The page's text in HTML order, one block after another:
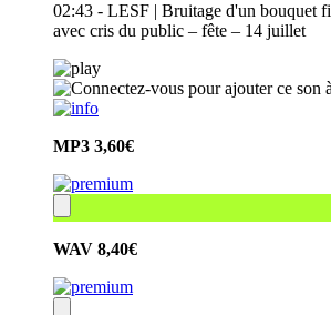
02:43 - LESF | Bruitage d'un bouquet
avec cris du public – fête – 14 juillet
MP3 3,60€
WAV 8,40€